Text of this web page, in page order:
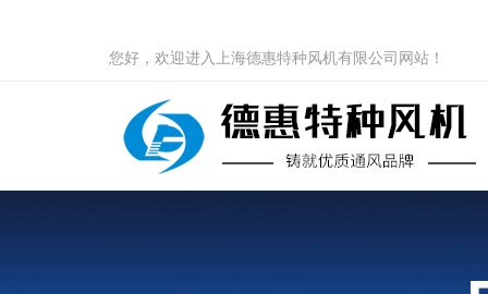
您好，欢迎进入上海德惠特种风机有限公司网站！